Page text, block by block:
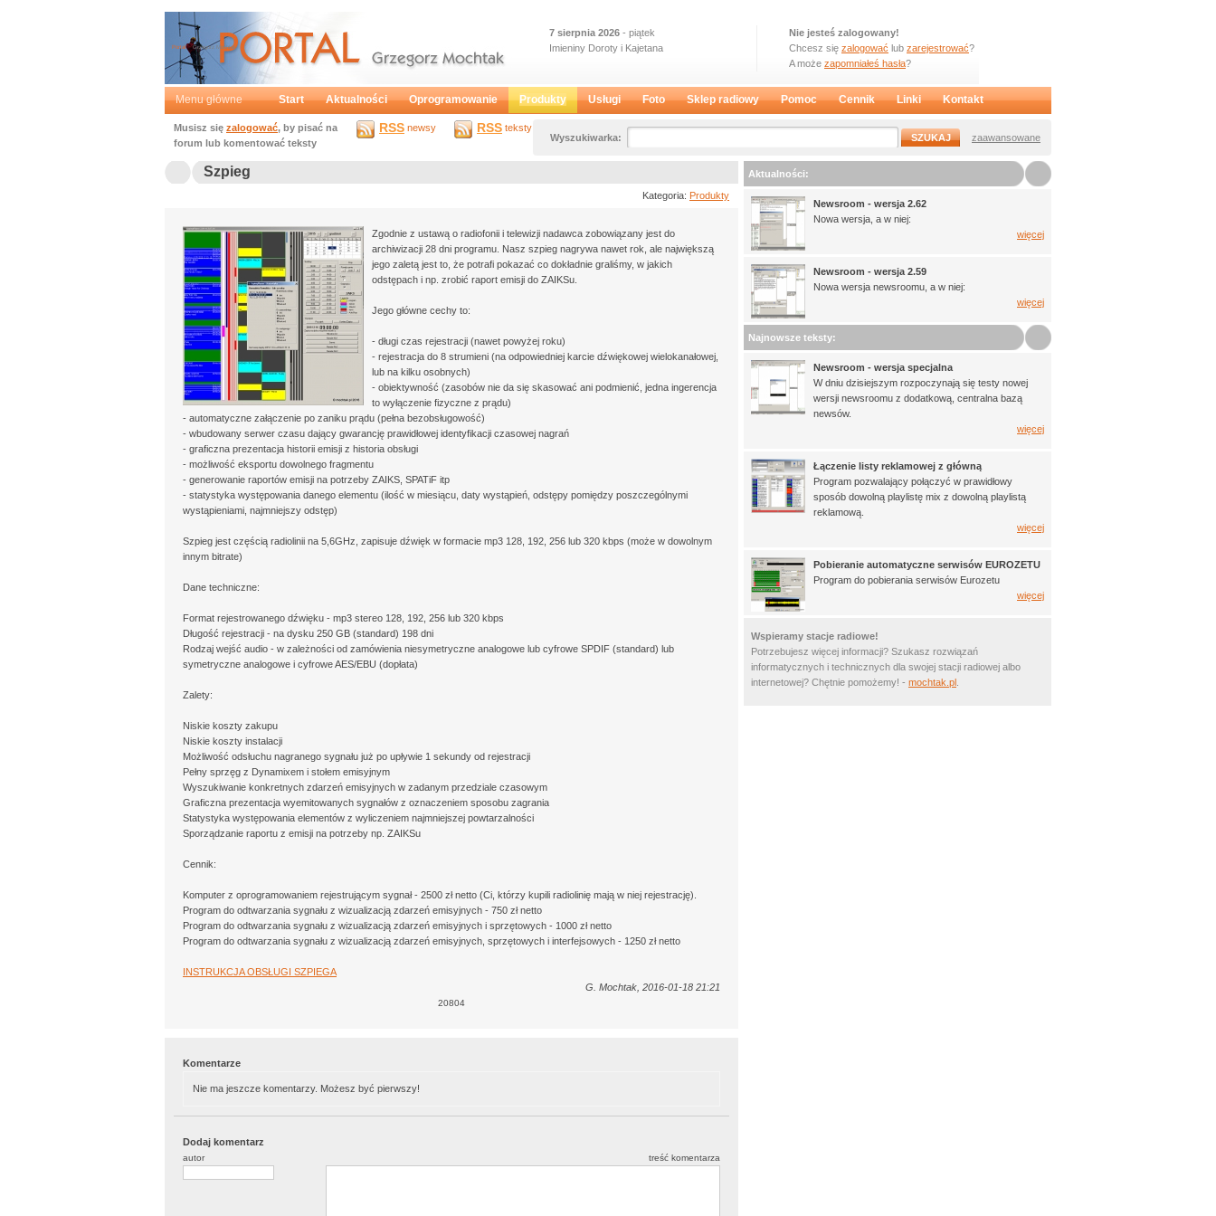
Nie jesteś zalogowany!
Chcesz się zalogować lub zarejestrować?
A może zapomniałeś hasła?
7 sierpnia 2026 - piątek
Imieniny Doroty i Kajetana
Portal Grzegorz Mochtak
Menu główne Start Aktualności Oprogramowanie Produkty Usługi Foto Sklep radiowy Pomoc Cennik Linki Kontakt
Wyszukiwarka: zaawansowane
RSS newsy RSS teksty
Musisz się zalogować, by pisać na
forum lub komentować teksty
Szpieg
Kategoria: Produkty
Zgodnie z ustawą o radiofonii i telewizji nadawca zobowiązany jest do
archiwizacji 28 dni programu. Nasz szpieg nagrywa nawet rok, ale największą
jego zaletą jest to, że potrafi pokazać co dokładnie graliśmy, w jakich
odstępach i np. zrobić raport emisji do ZAIKSu.
Jego główne cechy to:
- długi czas rejestracji (nawet powyżej roku)
- rejestracja do 8 strumieni (na odpowiedniej karcie dźwiękowej wielokanałowej,
lub na kilku osobnych)
- obiektywność (zasobów nie da się skasować ani podmienić, jedna ingerencja
to wyłączenie fizyczne z prądu)
- automatyczne załączenie po zaniku prądu (pełna bezobsługowość)
- wbudowany serwer czasu dający gwarancję prawidłowej identyfikacji czasowej nagrań
- graficzna prezentacja historii emisji z historia obsługi
- możliwość eksportu dowolnego fragmentu
- generowanie raportów emisji na potrzeby ZAIKS, SPATiF itp
- statystyka występowania danego elementu (ilość w miesiącu, daty wystąpień, odstępy pomiędzy poszczególnymi
wystąpieniami, najmniejszy odstęp)
Szpieg jest częścią radiolinii na 5,6GHz, zapisuje dźwięk w formacie mp3 128, 192, 256 lub 320 kbps (może w dowolnym
innym bitrate)
Dane techniczne:
Format rejestrowanego dźwięku - mp3 stereo 128, 192, 256 lub 320 kbps
Długość rejestracji - na dysku 250 GB (standard) 198 dni
Rodzaj wejść audio - w zależności od zamówienia niesymetryczne analogowe lub cyfrowe SPDIF (standard) lub
symetryczne analogowe i cyfrowe AES/EBU (dopłata)
Zalety:
Niskie koszty zakupu
Niskie koszty instalacji
Możliwość odsłuchu nagranego sygnału już po upływie 1 sekundy od rejestracji
Pełny sprzęg z Dynamixem i stołem emisyjnym
Wyszukiwanie konkretnych zdarzeń emisyjnych w zadanym przedziale czasowym
Graficzna prezentacja wyemitowanych sygnałów z oznaczeniem sposobu zagrania
Statystyka występowania elementów z wyliczeniem najmniejszej powtarzalności
Sporządzanie raportu z emisji na potrzeby np. ZAIKSu
Cennik:
Komputer z oprogramowaniem rejestrującym sygnał - 2500 zł netto (Ci, którzy kupili radiolinię mają w niej rejestrację).
Program do odtwarzania sygnału z wizualizacją zdarzeń emisyjnych - 750 zł netto
Program do odtwarzania sygnału z wizualizacją zdarzeń emisyjnych i sprzętowych - 1000 zł netto
Program do odtwarzania sygnału z wizualizacją zdarzeń emisyjnych, sprzętowych i interfejsowych - 1250 zł netto
INSTRUKCJA OBSŁUGI SZPIEGA
G. Mochtak, 2016-01-18 21:21
20804
Komentarze
Nie ma jeszcze komentarzy. Możesz być pierwszy!
Dodaj komentarz
autor treść komentarza
Aktualności:
Newsroom - wersja 2.62
Nowa wersja, a w niej:
więcej
Newsroom - wersja 2.59
Nowa wersja newsroomu, a w niej:
więcej
Najnowsze teksty:
Newsroom - wersja specjalna
W dniu dzisiejszym rozpoczynają się testy nowej
wersji newsroomu z dodatkową, centralna bazą
newsów.
więcej
Łączenie listy reklamowej z główną
Program pozwalający połączyć w prawidłowy
sposób dowolną playlistę mix z dowolną playlistą
reklamową.
więcej
Pobieranie automatyczne serwisów EUROZETU
Program do pobierania serwisów Eurozetu
więcej
Wspieramy stacje radiowe!
Potrzebujesz więcej informacji? Szukasz rozwiązań
informatycznych i technicznych dla swojej stacji radiowej albo
internetowej? Chętnie pomożemy! - mochtak.pl